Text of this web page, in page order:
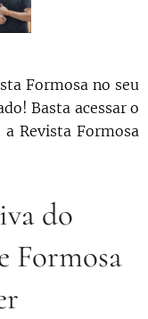
Formosa no seu
Basta acessar o
a Revista Formosa
do
Formosa